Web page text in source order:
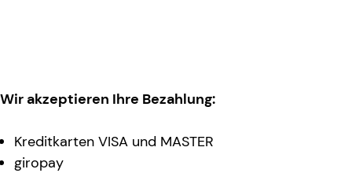
Wir akzeptieren Ihre Bezahlung:
Kreditkarten VISA und MASTER
giropay